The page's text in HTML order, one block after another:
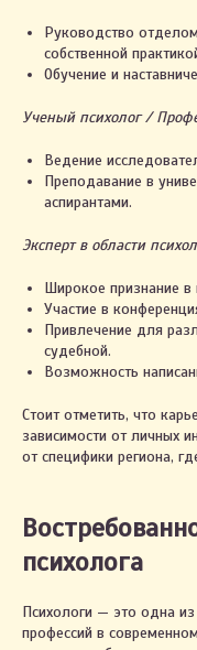
Руководство
собственной
Обучение и
Ученый психолог /
Ведение
Преподавание в
аспирантами.
Эксперт в области
Широкое признание в
Участие в
Привлечение для
судебной.
Возможность
Стоит отметить, что
зависимости от личных
от специфики региона,
психолога
Психологи — это одна
профессий в